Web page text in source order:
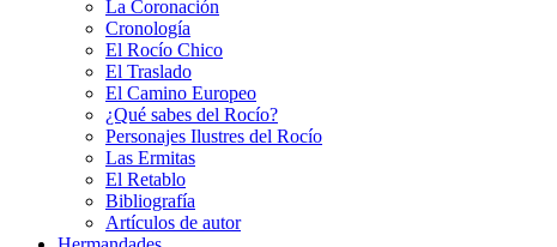
La Coronación
Cronología
El Rocío Chico
El Traslado
El Camino Europeo
¿Qué sabes del Rocío?
Personajes Ilustres del Rocío
Las Ermitas
El Retablo
Bibliografía
Artículos de autor